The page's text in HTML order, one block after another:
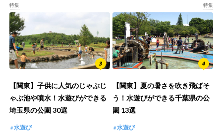
特集
【関東】子供に人気のじゃぶじ
ゃぶ池や噴水！水遊びができる
埼玉県の公園 30選
水遊び
特集
【関東】夏の暑さを吹き飛ばそ
う！水遊びができる千葉県の公
園 13選
水遊び